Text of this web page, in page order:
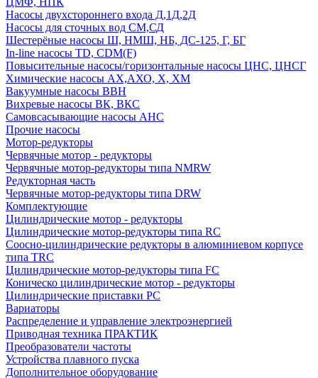
Насосы двухстороннего входа Д,1Д,2Д
Насосы для сточных вод СМ,СД
Шестерёные насосы Ш, НМШ, НБ, ДС-125, Г, БГ
In-line насосы TD, CDM(F)
Повысительные насосы/горизонтальные насосы ЦНС, ЦНСГ
Химические насосы АХ,АХО, Х, ХМ
Вакуумные насосы ВВН
Вихревые насосы ВК, ВКС
Самовсасывающие насосы АНС
Прочие насосы
Мотор-редукторы
Червячные мотор - редукторы
Червячные мотор-редукторы типа NMRW
Редукторная часть
Червячные мотор-редукторы типа DRW
Комплектующие
Цилиндрические мотор - редукторы
Цилиндрические мотор-редукторы типа RC
Соосно-цилиндрические редукторы в алюминиевом корпусе
типа TRC
Цилиндрические мотор-редукторы типа FC
Коническо цилиндрические мотор - редукторы
Цилиндрические приставки PC
Вариаторы
Распределение и управление электроэнергией
Приводная техника ПРАКТИК
Преобразователи частоты
Устройства плавного пуска
Дополнительное оборудование